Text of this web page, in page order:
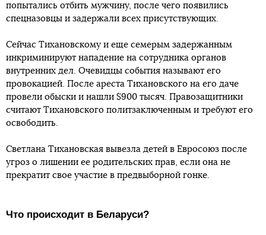
попытались отбить мужчину, после чего появились
спецназовцы и задержали всех присутствующих.
Сейчас Тихановскому и еще семерым задержанным
инкриминируют нападение на сотрудника органов
внутренних дел. Очевидцы события называют его
провокацией. После ареста Тихановского на его даче
провели обыски и нашли $900 тысяч. Правозащитники
считают Тихановского политзаключенным и требуют его
освободить.
Светлана Тихановская вывезла детей в Евросоюз после
угроз о лишении ее родительских прав, если она не
прекратит свое участие в предвыборной гонке.
Что происходит в Беларуси?